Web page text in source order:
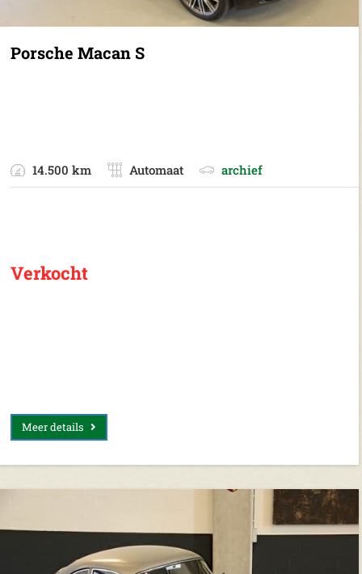
Porsche Macan S
14.500 km Automaat archief
Verkocht
Meer details